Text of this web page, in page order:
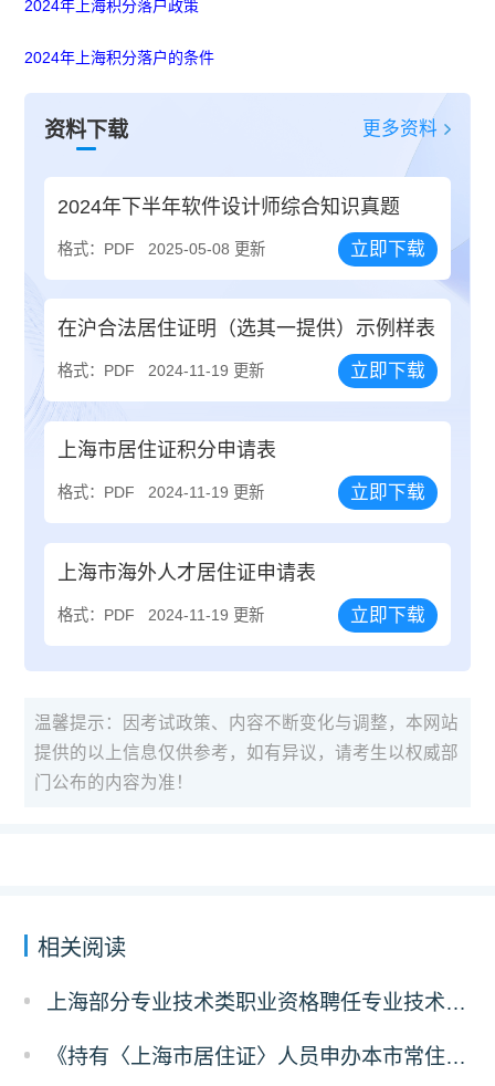
2024年上海积分落户政策
2024年上海积分落户的条件
资料下载 更多资料
2024年下半年软件设计师综合知识真题
格式：PDF 2025-05-08 更新 立即下载
在沪合法居住证明（选其一提供）示例样表
格式：PDF 2024-11-19 更新 立即下载
上海市居住证积分申请表
格式：PDF 2024-11-19 更新 立即下载
上海市海外人才居住证申请表
格式：PDF 2024-11-19 更新 立即下载
温馨提示：因考试政策、内容不断变化与调整，本网站
提供的以上信息仅供参考，如有异议，请考生以权威部
门公布的内容为准！
相关阅读
上海部分专业技术类职业资格聘任专业技术职务的操作办法
《持有〈上海市居住证〉人员申办本市常住户口办法》解读